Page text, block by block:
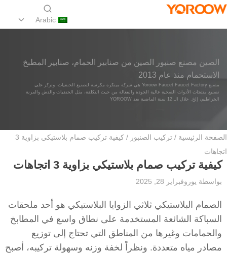
Arabic
الصين مصنع صنبور الصين من صنابير الحمام، صنابير المطبخ
الاستحمام منذ عام 2013
مصنع Yoroow Faucet Faucet Factory هي شركة مبتكرة مكرسة لتصنيع الحنفيات، وتركز على
تصنيع منتجات الأدوات الصحية عالية الجودة والفعالة من حيث التكلفة، مثل الحنفيات والدش والمرنة
الخراطيم، إلخ. خلال الـ 12 سنة الماضية بعد YOROOW
الصفحة الرئيسية / تركيب الصنبور
/ كيفية تركيب صمام بلاستيكي بزاوية 3
اتجاهات
كيفية تركيب صمام بلاستيكي بزاوية 3 اتجاهات
بواسطة يوروفبراير 28, 2025
الصمام البلاستيكي ثلاثي الزوايا البلاستيكي هو أحد ملحقات
السباكة الشائعة المستخدمة على نطاق واسع في المطابخ
والحمامات وغيرها من المناطق التي تحتاج إلى توزيع
مصادر مياه متعددة. ونظراً لخفة وزنه وسهولة تركيبه، أصبح